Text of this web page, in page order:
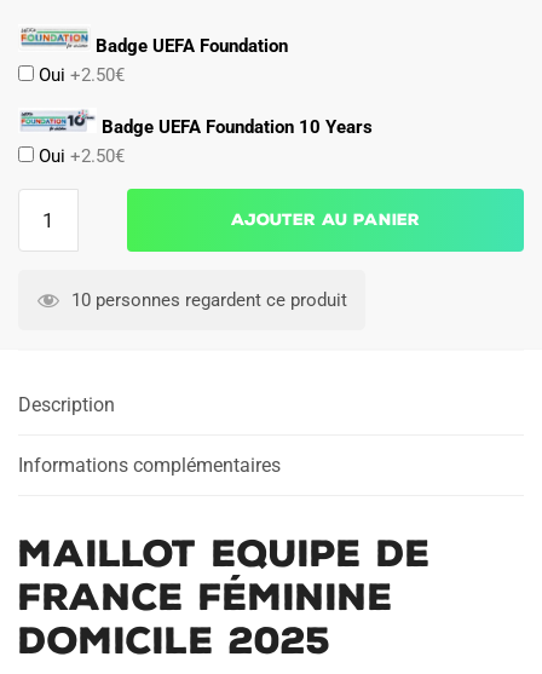
Badge UEFA Foundation
Oui +2.50€
Badge UEFA Foundation 10 Years
Oui +2.50€
Equipe
Domicile
Ajouter au panier
10 personnes regardent ce produit
Description
Informations complémentaires
Maillot Equipe de
France Féminine
Domicile 2025